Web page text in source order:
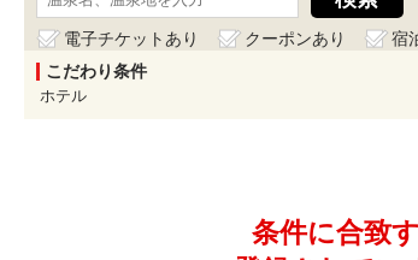
電子チケットあり クーポンあり 宿
こだわり条件
ホテル
条件に合致